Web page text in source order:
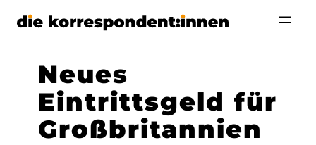
Zum
Neues
Eintrittsgeld für
Großbritannien